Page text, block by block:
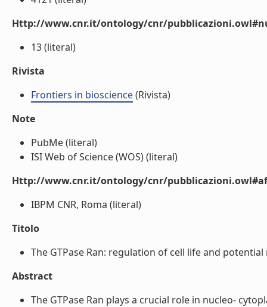
Http://www.cnr.it/ontology/cnr/
13 (literal)
Rivista
Frontiers in bioscience(Rivista)
Note
PubMe (literal)
ISI Web of Science (WOS) (literal)
Http://www.cnr.it/ontology/cnr/
IBPM CNR, Roma (literal)
Titolo
The GTPase Ran: regulation of cell life and
Abstract
The GTPase Ran plays a crucial role in nucleo-